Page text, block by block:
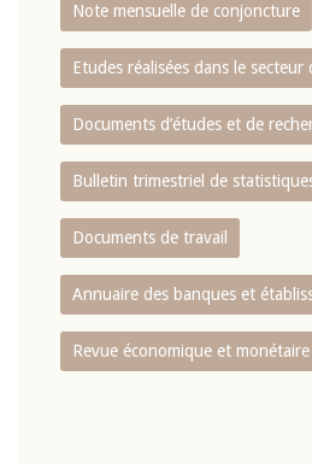
Note mensuelle de conjoncture
Etudes réalisées dans le secteur
Documents d’études et de
Bulletin trimestriel de
Documents de travail
Annuaire des banques et
Revue économique et monétaire